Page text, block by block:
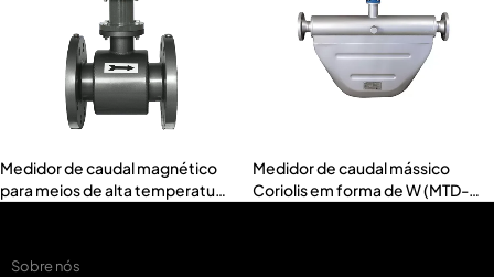
Medidor de caudal magnético
para meios de alta temperatura
Medidor de caudal mássico
Coriolis em forma de W (MTD-
Sobre nós